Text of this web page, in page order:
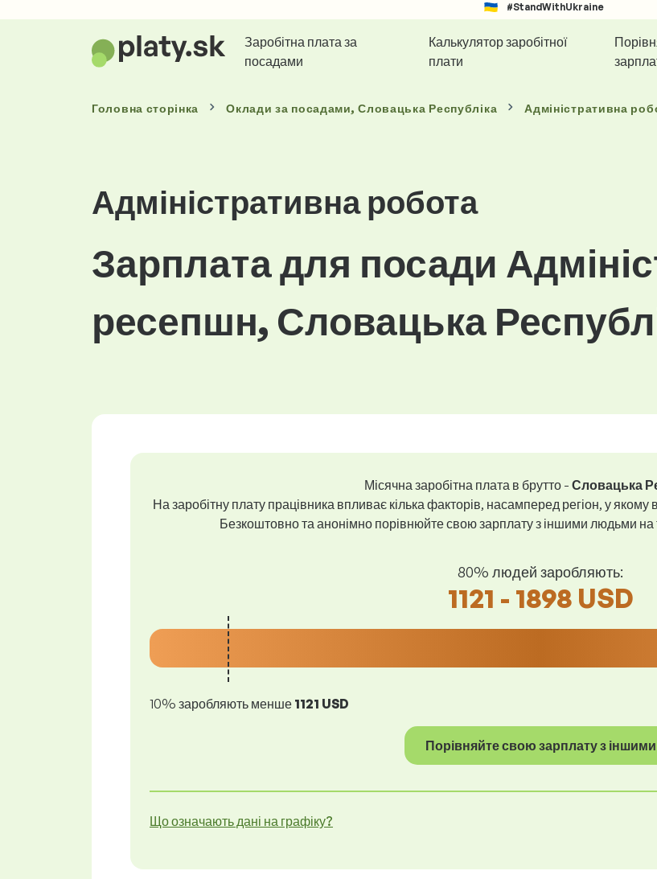
#StandWithUkraine
Заробітна плата за
посадами
Калькулятор заробітної
плати
Головна сторінка Окладиза посадами, Словацька Республіка Адміністративна
Адміністративна робота
Зарплата для посади
ресепшн, Словацька
Місячна заробітна плата в брутто - Словацька
На заробітну плату працівника впливає кілька факторів, насамперед регіон, у
Безкоштовно та анонімно порівнюйте свою зарплату з іншими людьми на
80% людей заробляють:
1121 - 1898 USD
10% заробляють менше 1121 USD
Порівняйте свою зарплату з іншими
Що означають дані на графіку?